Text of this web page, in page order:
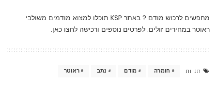
מחפשים לרכוש מודם ? באתר KSP תוכלו למצוא מודמים משולבי
ראוטר במחירים זולים. לפרטים נוספים ורכישה לחצו כאן.
תגיות חומרה מודם נתב ראוטר